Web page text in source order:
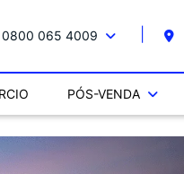
0800 065 4009
PÓS-VENDA